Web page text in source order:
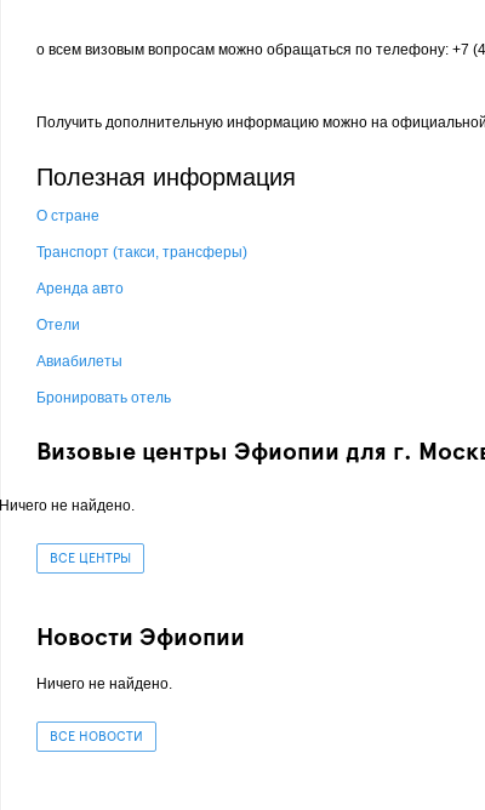
о всем визовым вопросам можно обращаться по телефону: +7
Получить дополнительную информацию можно на официальной
Полезная информация
О стране
Транспорт (такси, трансферы)
Аренда авто
Отели
Авиабилеты
Бронировать отель
Визовые центры Эфиопии для г.
Ничего не найдено.
ВСЕ ЦЕНТРЫ
Новости Эфиопии
Ничего не найдено.
ВСЕ НОВОСТИ